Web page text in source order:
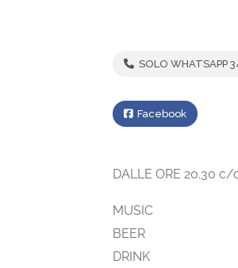
SOLO WHATSAPP
Facebook
DALLE ORE 20.30 c/
MUSIC
BEER
DRINK